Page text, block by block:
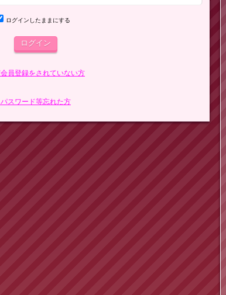
ログインしたままにする
員登録をされていない方
スワード等忘れた方